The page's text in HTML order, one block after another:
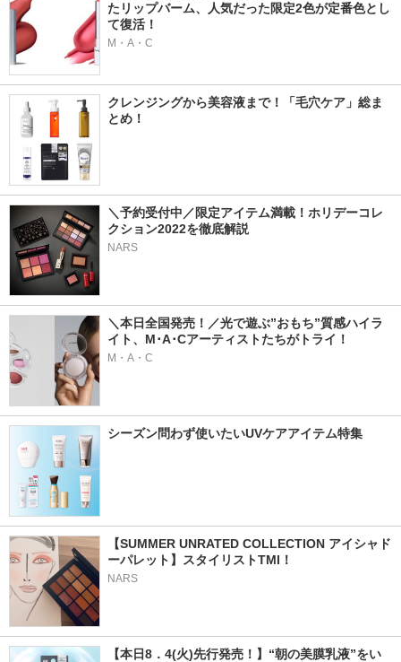
たリップバーム、人気だった限定2色が定番色とし
て復活！
M・A・C
クレンジングから美容液まで！「毛穴ケア」総ま
とめ！
＼予約受付中／限定アイテム満載！ホリデーコレ
クション2022を徹底解説
NARS
＼本日全国発売！／光で遊ぶ”おもち”質感ハイラ
イト、M･A･Cアーティストたちがトライ！
M・A・C
シーズン問わず使いたいUVケアアイテム特集
【SUMMER UNRATED COLLECTION アイシャド
ーパレット】スタイリストTMI！
NARS
【本日8．4(火)先行発売！】“朝の美膜乳液”をい